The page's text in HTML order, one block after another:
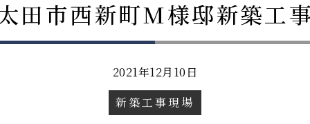
田市西新町M様邸新築工
2021年12月10日
新築工事現場